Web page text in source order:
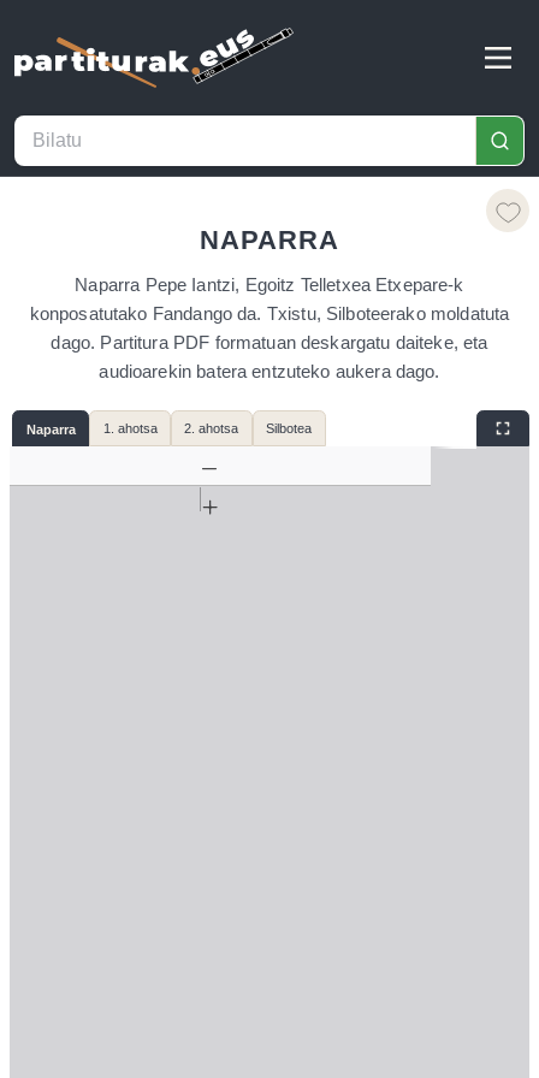
NAPARRA
Naparra Pepe Iantzi, Egoitz Telletxea Etxepare-k
konposatutako Fandango da. Txistu, Silboteerako moldatuta
dago. Partitura PDF formatuan deskargatu daiteke, eta
audioarekin batera entzuteko aukera dago.
Naparra 1. ahotsa 2. ahotsa Silbotea